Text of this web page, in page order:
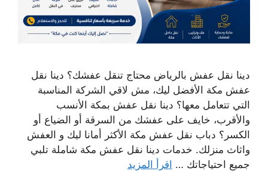
دينا نقل عفش بالرياض محتاج تنقل عفشك؟ دينا نقل
عفش مكة الأفضل ليك، مش لاقي الشركة المناسبة
التي تتعامل معها؟ دينا نقل عفش بمكة الأنسب
والأقرب، خايف على عفشك من السرقة أو الضياع أو
الكسر؟ دباب نقل عفش مكة الأكثر أمانا ليك و العفش
واثاث منزلك. خدمات دينا نقل عفش مكة شاملة تلبي
جميع احتياجاتك … اقرأ المزيد